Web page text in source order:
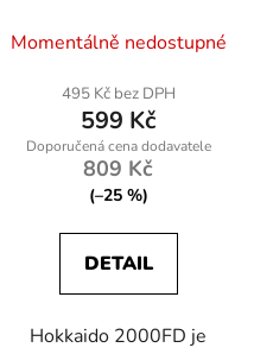
cívkou pro přívlač
Momentálně nedostupné
495 Kč bez DPH
599 Kč
809 Kč
(–25 %)
DETAIL
Hokkaido 2000FD je